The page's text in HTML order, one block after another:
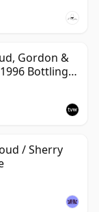
Gordon &
Bottling
/ Sherry